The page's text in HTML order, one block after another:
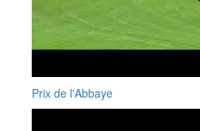
Prix de l'Abbaye